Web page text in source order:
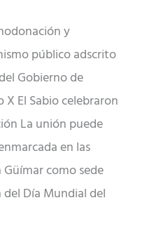
y
público adscrito
Gobierno de
X El Sabio celebraron
La unión puede
en las
como sede
Día Mundial del